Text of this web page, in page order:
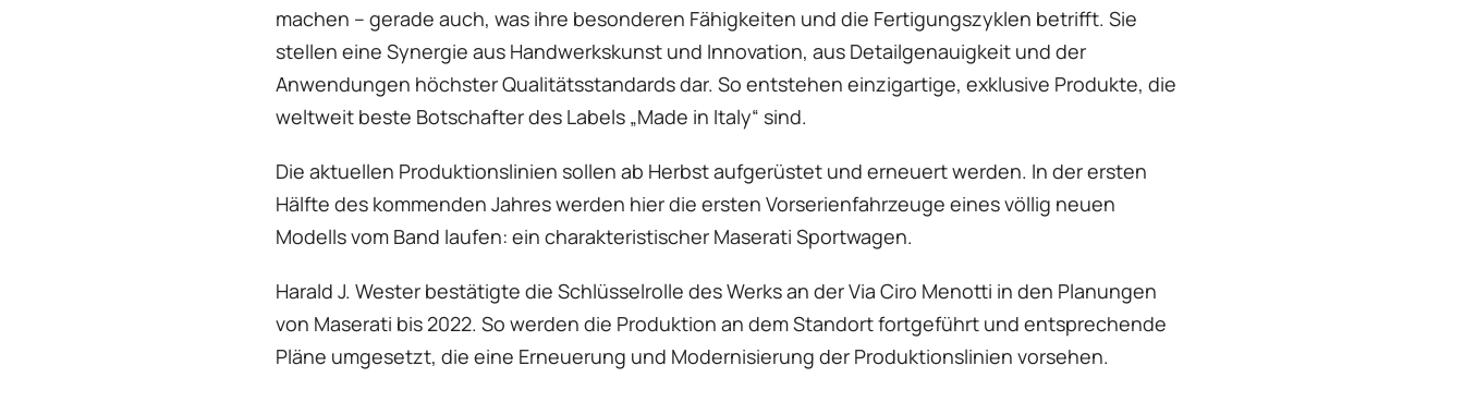
machen – gerade auch, was ihre besonderen Fähigkeiten und die Fertigungszyklen betrifft. Sie
stellen eine Synergie aus Handwerkskunst und Innovation, aus Detailgenauigkeit und der
Anwendungen höchster Qualitätsstandards dar. So entstehen einzigartige, exklusive Produkte, die
weltweit beste Botschafter des Labels „Made in Italy“ sind.
Die aktuellen Produktionslinien sollen ab Herbst aufgerüstet und erneuert werden. In der ersten
Hälfte des kommenden Jahres werden hier die ersten Vorserienfahrzeuge eines völlig neuen
Modells vom Band laufen: ein charakteristischer Maserati Sportwagen.
Harald J. Wester bestätigte die Schlüsselrolle des Werks an der Via Ciro Menotti in den Planungen
von Maserati bis 2022. So werden die Produktion an dem Standort fortgeführt und entsprechende
Pläne umgesetzt, die eine Erneuerung und Modernisierung der Produktionslinien vorsehen.